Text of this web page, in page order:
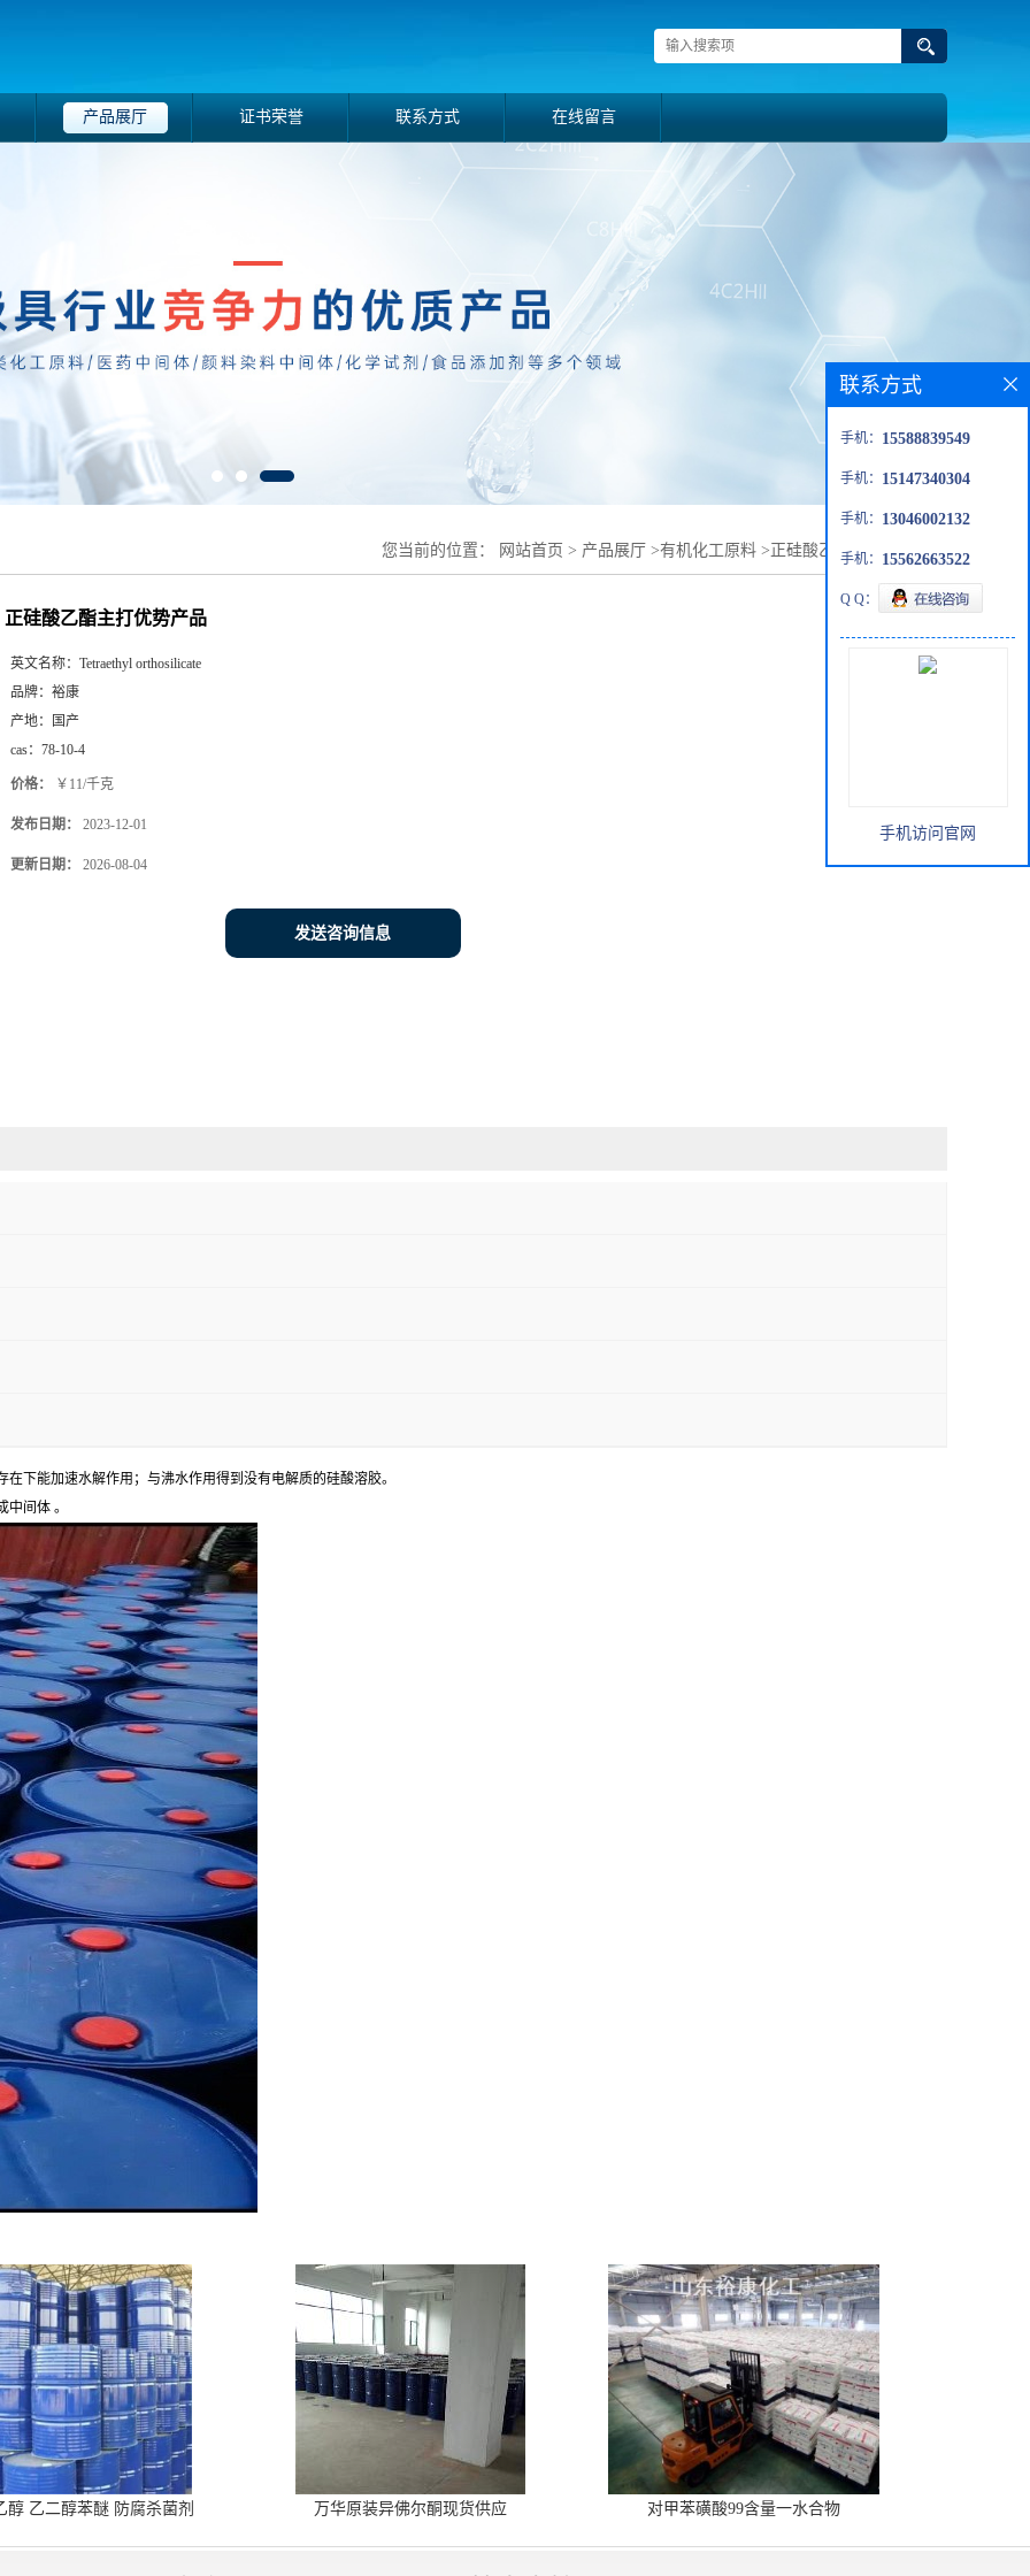
产品展厅 证书荣誉 联系方式 在线留言
您当前的位置： 网站首页 > 产品展厅 >有机化工原料 > 正硅酸乙酯主打优势产品
正硅酸乙酯主打优势产品
英文名称： Tetraethyl orthosilicate
品牌： 裕康
产地：
国产
cas： 78-10-4
价格： ￥11/千克
发布日期： 2023-12-01
更新日期： 2026-08-04
发送咨询信息
下能加速水解作用；与沸水作用得到没有电解质的硅酸溶胶。
间体 。
醇 乙二醇苯醚 防腐杀菌剂 万华原装异佛尔酮现货供应 对甲苯磺酸99含量一水合物
联系方式
手机： 15588839549
手机： 15147340304
手机： 13046002132
手机： 15562663522
Q Q：
手机访问官网